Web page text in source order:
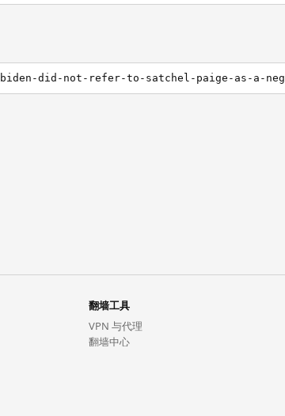
翻墙工具
VPN 与代理
翻墙中心